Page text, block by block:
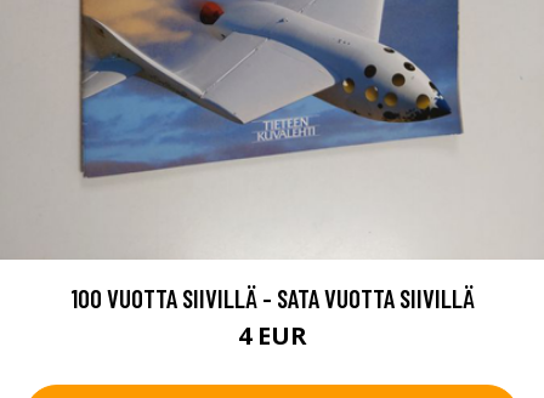
100 VUOTTA SIIVILLÄ - SATA VUOTTA SIIVILLÄ
4 EUR